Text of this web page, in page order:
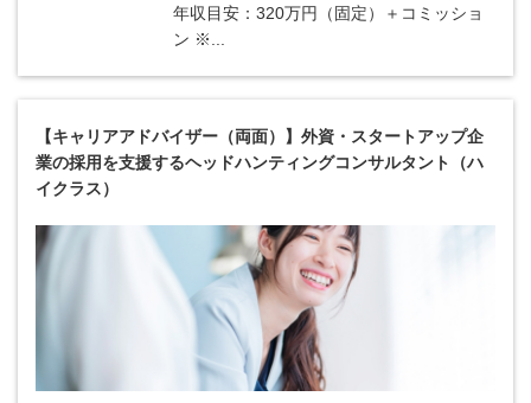
年収目安：320万円（固定）＋コミッショ
ン ※...
【キャリアアドバイザー（両面）】外資・スタートアップ企
業の採用を支援するヘッドハンティングコンサルタント（ハ
イクラス）